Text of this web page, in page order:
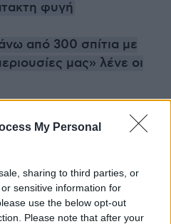
My Personal
sharing to third parties, or
sensitive information for
use the below opt-out
Please note that after your
φυγή
από 300 σπίτια με
μας» λένε οι
στο Google News
Ειδήσεις από την Ελλάδα
συμβαίνουν, στο